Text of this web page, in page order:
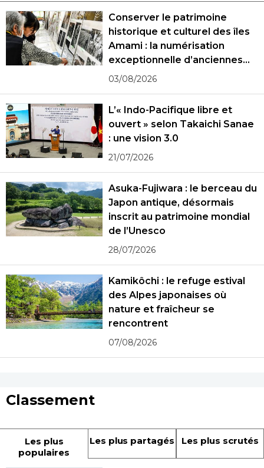
Conserver le patrimoine
historique et culturel des îles
Amami : la numérisation
exceptionnelle d’anciennes
photographies
03/08/2026
L’« Indo-Pacifique libre et
ouvert » selon Takaichi Sanae
: une vision 3.0
21/07/2026
Asuka-Fujiwara : le berceau du
Japon antique, désormais
inscrit au patrimoine mondial
de l’Unesco
28/07/2026
Kamikôchi : le refuge estival
des Alpes japonaises où
nature et fraîcheur se
rencontrent
07/08/2026
Classement
Les plus
populaires
Les plus partagés Les plus scrutés